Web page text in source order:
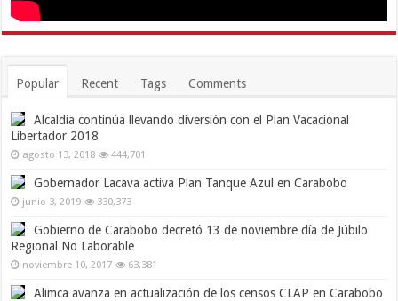
Popular Recent Tags Comments
Alcaldía continúa llevando diversión con el Plan Vacacional
Libertador 2018
agosto 13, 2018 444,701
Gobernador Lacava activa Plan Tanque Azul en Carabobo
junio 3, 2019 330,373
Gobierno de Carabobo decretó 13 de noviembre día de Júbilo
Regional No Laborable
noviembre 10, 2017 63,381
Alimca avanza en actualización de los censos CLAP en Carabobo